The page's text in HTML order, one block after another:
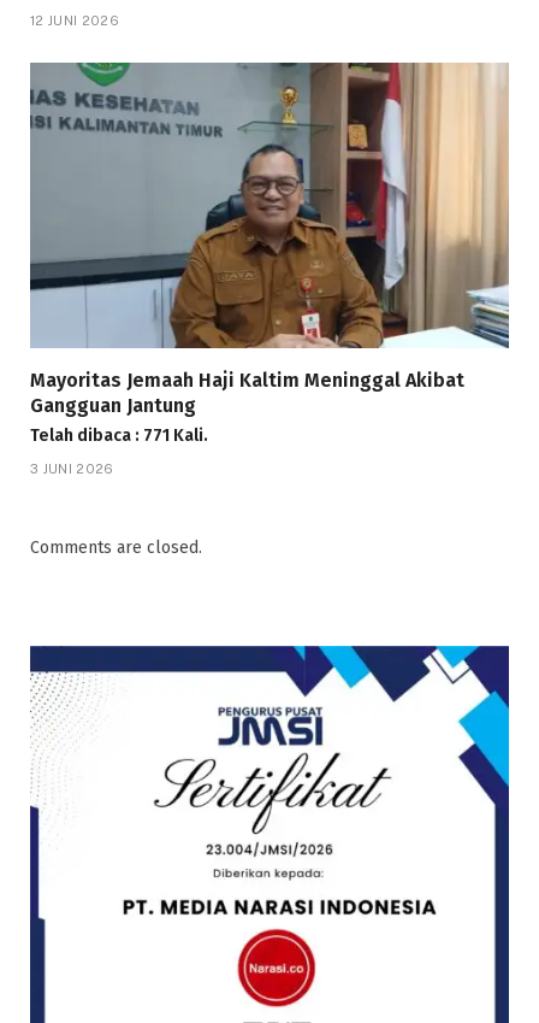
12 JUNI 2026
Mayoritas Jemaah Haji Kaltim Meninggal Akibat
Gangguan Jantung
Telah dibaca : 771 Kali.
3 JUNI 2026
Comments are closed.